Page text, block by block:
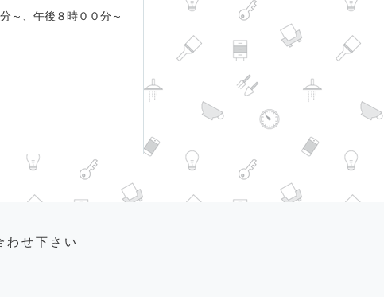
午後８時００分～
わせ下さい